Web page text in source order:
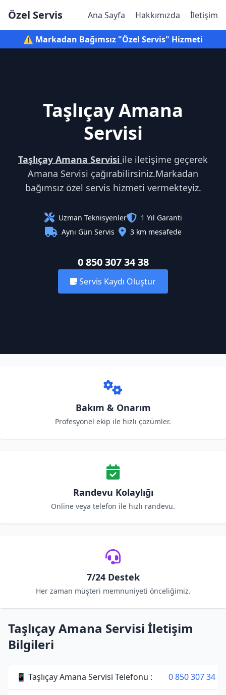
Özel Servis Ana Sayfa Hakkımızda İletişim
⚠️ Markadan Bağımsız "Özel Servis" Hizmeti
Taşlıçay Amana
Servisi
Taşlıçay Amana Servisi ile iletişime geçerek
Amana Servisi çağırabilirsiniz.Markadan
bağımsız özel servis hizmeti vermekteyiz.
Uzman Teknisyenler
1 Yıl Garanti
Aynı Gün Servis
3 km mesafede
0 850 307 34 38
Servis Kaydı Oluştur
Bakım & Onarım
Profesyonel ekip ile hızlı çözümler.
Randevu Kolaylığı
Online veya telefon ile hızlı randevu.
7/24 Destek
Her zaman müşteri memnuniyeti önceliğimiz.
Taşlıçay Amana Servisi İletişim
Bilgileri
📱 Taşlıçay Amana Servisi Telefonu : 0 850 307 34 38